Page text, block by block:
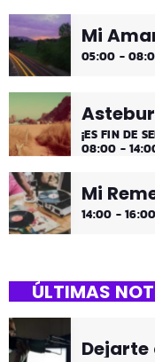
Mi
05:00 -
¡ES FIN DE
08:00 -
Mi
14:00 - 16:00
ÚLTIMAS